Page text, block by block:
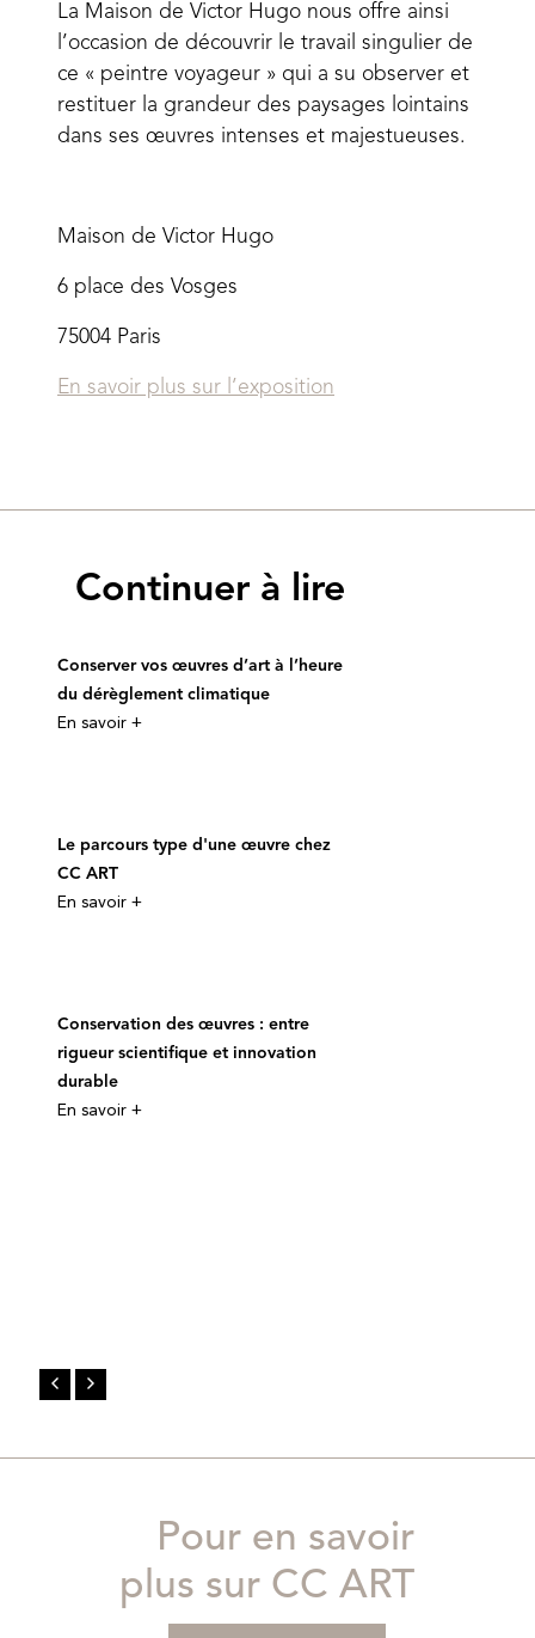
La Maison de Victor Hugo nous offre ainsi
l’occasion de découvrir le travail singulier de
ce « peintre voyageur » qui a su observer et
restituer la grandeur des paysages lointains
dans ses œuvres intenses et majestueuses.
Maison de Victor Hugo
6 place des Vosges
75004 Paris
En savoir plus sur l’exposition
Continuer à lire
Conserver vos œuvres d’art à l’heure
du dérèglement climatique
En savoir +
Le parcours type d'une œuvre chez
CC ART
En savoir +
Conservation des œuvres : entre
rigueur scientifique et innovation
durable
En savoir +
Pour en savoir
plus sur CC ART